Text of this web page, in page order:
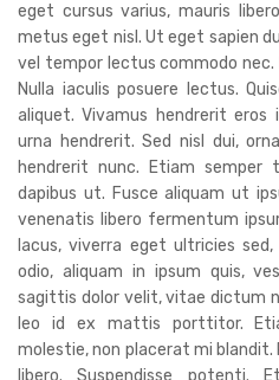
eget cursus varius, mauris
metus eget nisl. Ut eget sapien
vel tempor lectus commodo
Nulla iaculis posuere lectus.
aliquet. Vivamus hendrerit
urna hendrerit. Sed nisl dui,
hendrerit nunc. Etiam
dapibus ut. Fusce aliquam ut
venenatis libero fermentum
lacus, viverra eget ultricies
odio, aliquam in ipsum quis,
sagittis dolor velit, vitae dictum
leo id ex mattis porttitor.
molestie, non placerat mi